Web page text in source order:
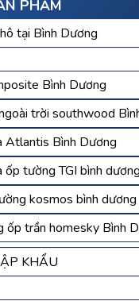
PHẨM
tại Bình Dương
Bình Dương
trời southwood
Atlantis Bình Dương
ốp tường TGI bình dương
kosmos bình dương
ốp trần homesky Bình
KHẨU